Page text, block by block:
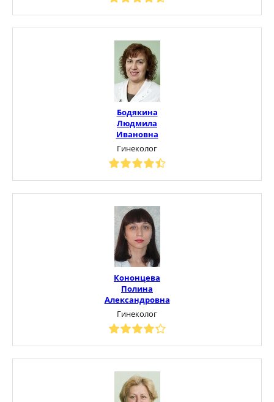
Бодякина
Людмила
Ивановна
Гинеколог
Кононцева
Полина
Александровна
Гинеколог